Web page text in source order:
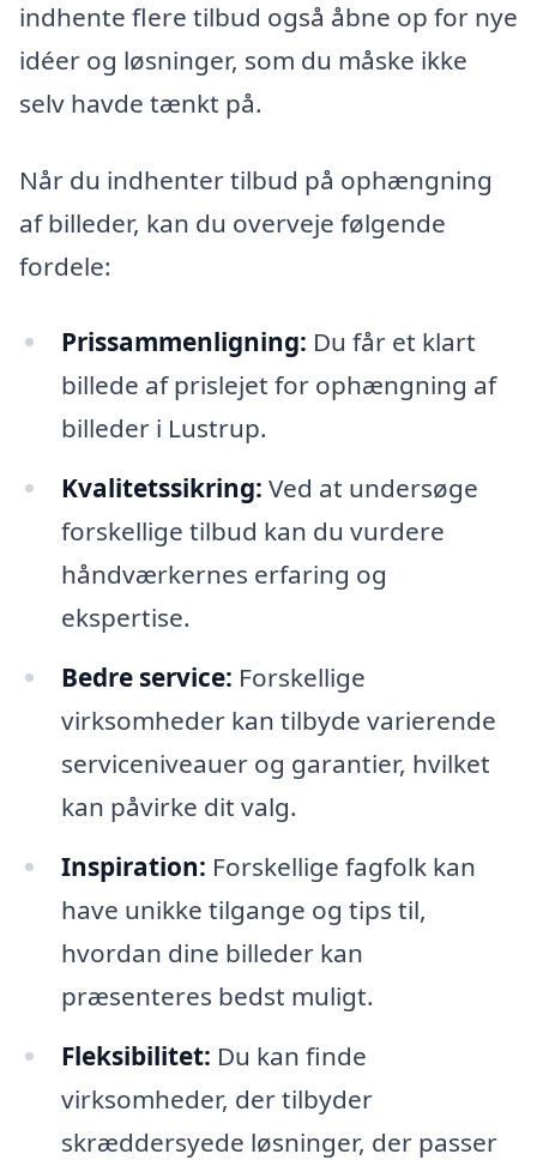
indhente flere tilbud også åbne op for nye
idéer og løsninger, som du måske ikke
selv havde tænkt på.
Når du indhenter tilbud på ophængning
af billeder, kan du overveje følgende
fordele:
Prissammenligning: Du får et klart
billede af prislejet for ophængning af
billeder i Lustrup.
Kvalitetssikring: Ved at undersøge
forskellige tilbud kan du vurdere
håndværkernes erfaring og
ekspertise.
Bedre service: Forskellige
virksomheder kan tilbyde varierende
serviceniveauer og garantier, hvilket
kan påvirke dit valg.
Inspiration: Forskellige fagfolk kan
have unikke tilgange og tips til,
hvordan dine billeder kan
præsenteres bedst muligt.
Fleksibilitet: Du kan finde
virksomheder, der tilbyder
skræddersyede løsninger, der passer